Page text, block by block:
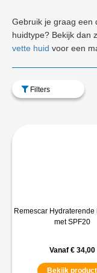
Gebruik je graag een
huidtype? Bekijk dan
vette huid voor een
Filters
Remescar Hydraterende
met SPF20
Vanaf €34,00
Bekijk product